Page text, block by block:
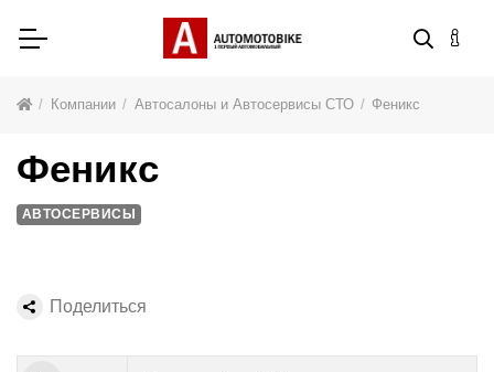
Компании Автосалоны и Автосервисы СТО Феникс
Феникс
АВТОСЕРВИСЫ
Поделиться